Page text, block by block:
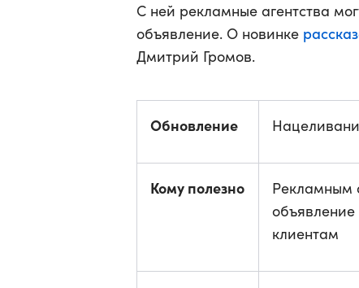
С ней рекламные агентства
объявление. О новинке
Дмитрий Громов.
Обновление
Кому полезно
Рекламным
объявление
клиентам